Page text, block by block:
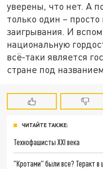
уверены, что нет. А
только один –
заигрывания. И
национальную
всё-таки является
стране под
ЧИТАЙТЕ ТАКЖЕ:
Технофашисты XXI века
"Кротами" были все? Теракт в